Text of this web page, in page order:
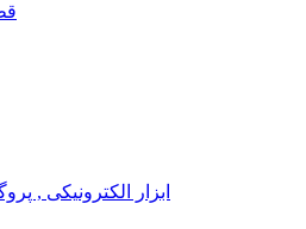
ابزار الکترونیکی ,